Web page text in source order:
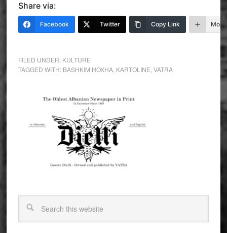
Share via:
Facebook Twitter Copy Link More
FILED UNDER: KULTURE
TAGGED WITH: BASHKIM HOXHA, KARTOLINE VATRA